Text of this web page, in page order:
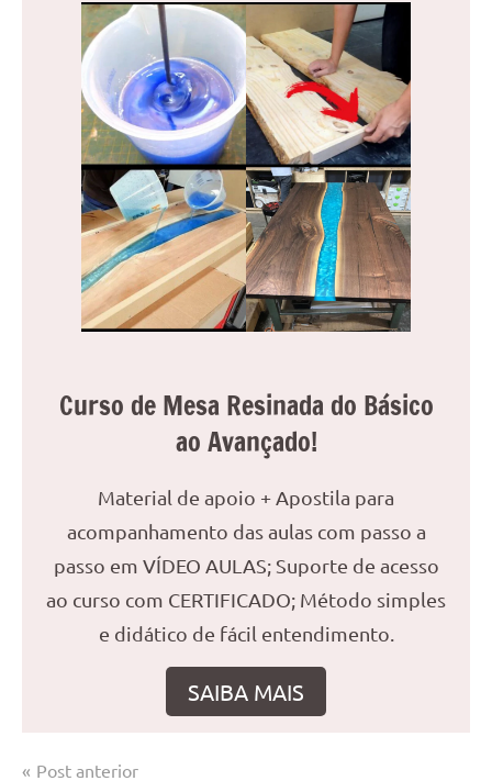
Curso de Mesa Resinada do Básico
ao Avançado!
Material de apoio + Apostila para
acompanhamento das aulas com passo a
passo em VÍDEO AULAS; Suporte de acesso
ao curso com CERTIFICADO; Método simples
e didático de fácil entendimento.
SAIBA MAIS
Marcado
Navegação
Post anterior